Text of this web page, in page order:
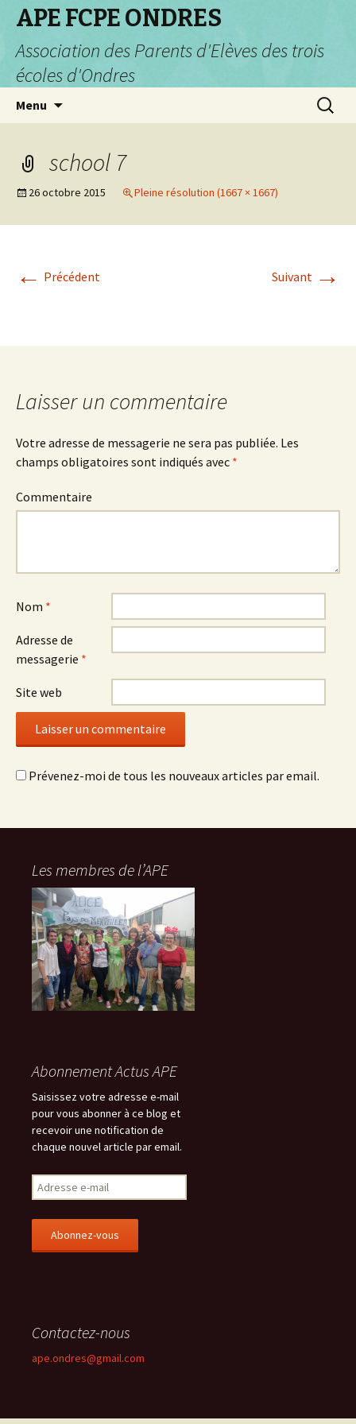
APE FCPE ONDRES
Association des Parents d'Elèves des trois
écoles d'Ondres
Menu
school 7
26 octobre 2015 Pleine résolution (1667 × 1667)
← Précédent Suivant →
Laisser un commentaire
Votre adresse de messagerie ne sera pas publiée. Les
champs obligatoires sont indiqués avec *
Commentaire
Nom *
Adresse de
messagerie *
Site web
Prévenez-moi de tous les nouveaux articles par email.
Les membres de l’APE
Abonnement Actus APE
Saisissez votre adresse e-mail
pour vous abonner à ce blog et
recevoir une notification de
chaque nouvel article par email.
d
r
s
m
i
Contactez-nous
ape.ondres@gmail.com